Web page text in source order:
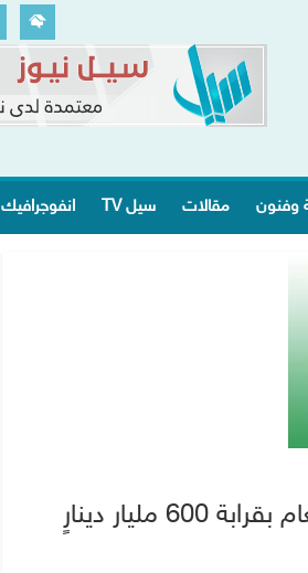
وفنون مقالات سيل TV انفوجرافيك
دينارٍ